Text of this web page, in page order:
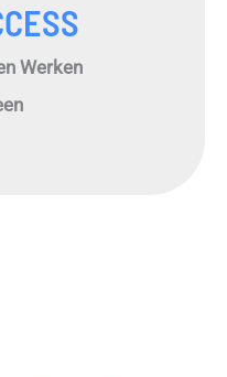
Werken